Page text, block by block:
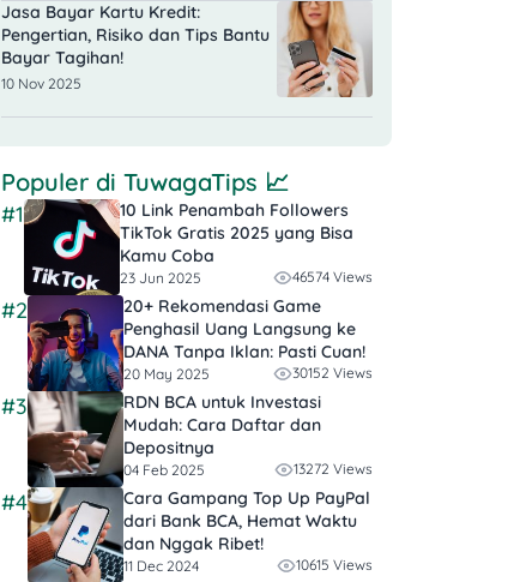
Jasa Bayar Kartu Kredit:
Pengertian, Risiko dan Tips Bantu
Bayar Tagihan!
10 Nov 2025
Populer di TuwagaTips 📈
#1
10 Link Penambah Followers
TikTok Gratis​ 2025 yang Bisa
Kamu Coba
23 Jun 2025 46574 Views
#2
20+ Rekomendasi Game
Penghasil Uang Langsung ke
DANA Tanpa Iklan​: Pasti Cuan!
20 May 2025 30152 Views
#3
RDN BCA untuk Investasi
Mudah: Cara Daftar dan
Depositnya
04 Feb 2025 13272 Views
#4
Cara Gampang Top Up PayPal
dari Bank BCA, Hemat Waktu
dan Nggak Ribet!
11 Dec 2024 10615 Views